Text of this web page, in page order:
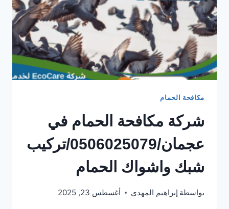
مكافحة الحمام
شركة مكافحة الحمام في
عجمان/0506025079/تركيب
شبك واشواك الحمام
بواسطة إبراهيم المهدي أغسطس 23, 2025